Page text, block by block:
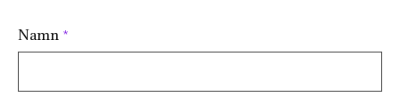
Namn *